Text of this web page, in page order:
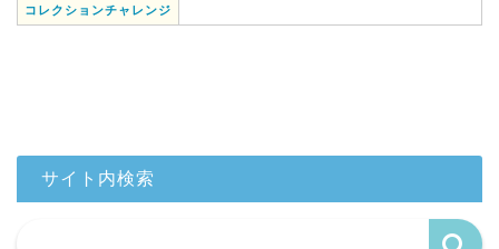
コレクションチャレンジ
サイト内検索